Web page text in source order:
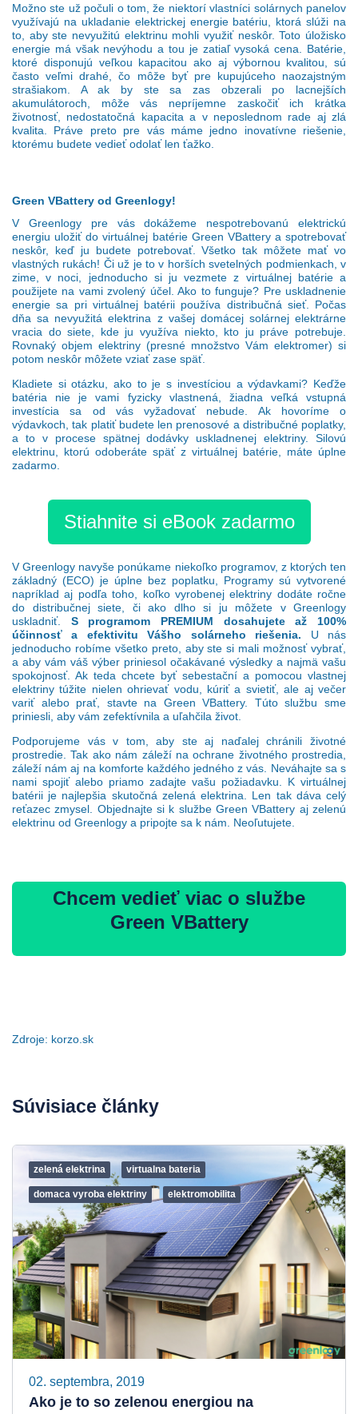
Možno ste už počuli o tom, že niektorí vlastníci solárnych panelov
využívajú na ukladanie elektrickej energie batériu, ktorá slúži na
to, aby ste nevyužitú elektrinu mohli využiť neskôr. Toto úložisko
energie má však nevýhodu a tou je zatiaľ vysoká cena. Batérie,
ktoré disponujú veľkou kapacitou ako aj výbornou kvalitou, sú
často veľmi drahé, čo môže byť pre kupujúceho naozajstným
strašiakom. A ak by ste sa zas obzerali po lacnejších
akumulátoroch, môže vás nepríjemne zaskočiť ich krátka
životnosť, nedostatočná kapacita a v neposlednom rade aj zlá
kvalita. Práve preto pre vás máme jedno inovatívne riešenie,
ktorému budete vedieť odolať len ťažko.
Green VBattery od Greenlogy!
V Greenlogy pre vás dokážeme nespotrebovanú elektrickú
energiu uložiť do virtuálnej batérie Green VBattery a spotrebovať
neskôr, keď ju budete potrebovať. Všetko tak môžete mať vo
vlastných rukách! Či už je to v horších svetelných podmienkach, v
zime, v noci, jednoducho si ju vezmete z virtuálnej batérie a
použijete na vami zvolený účel. Ako to funguje? Pre uskladnenie
energie sa pri virtuálnej batérii používa distribučná sieť. Počas
dňa sa nevyužitá elektrina z vašej domácej solárnej elektrárne
vracia do siete, kde ju využíva niekto, kto ju práve potrebuje.
Rovnaký objem elektriny (presné množstvo Vám elektromer) si
potom neskôr môžete vziať zase späť.
Kladiete si otázku, ako to je s investíciou a výdavkami? Keďže
batéria nie je vami fyzicky vlastnená, žiadna veľká vstupná
investícia sa od vás vyžadovať nebude. Ak hovoríme o
výdavkoch, tak platiť budete len prenosové a distribučné poplatky,
a to v procese spätnej dodávky uskladnenej elektriny. Silovú
elektrinu, ktorú odoberáte späť z virtuálnej batérie, máte úplne
zadarmo.
Stiahnite si eBook zadarmo
V Greenlogy navyše ponúkame niekoľko programov, z ktorých ten
základný (ECO) je úplne bez poplatku, Programy sú vytvorené
napríklad aj podľa toho, koľko vyrobenej elektriny dodáte ročne
do distribučnej siete, či ako dlho si ju môžete v Greenlogy
uskladniť.
S programom PREMIUM dosahujete až 100%
účinnosť a efektivitu Vášho solárneho riešenia. U nás
jednoducho robíme všetko preto, aby ste si mali možnosť vybrať,
a aby vám váš výber priniesol očakávané výsledky a najmä vašu
spokojnosť. Ak teda chcete byť sebestační a pomocou vlastnej
elektriny túžite nielen ohrievať vodu, kúriť a svietiť, ale aj večer
variť alebo prať, stavte na Green VBattery. Túto službu sme
priniesli, aby vám zefektívnila a uľahčila život.
Podporujeme vás v tom, aby ste aj naďalej chránili životné
prostredie. Tak ako nám záleží na ochrane životného prostredia,
záleží nám aj na komforte každého jedného z vás. Neváhajte sa s
nami spojiť alebo priamo zadajte vašu požiadavku. K virtuálnej
batérii je najlepšia skutočná zelená elektrina. Len tak dáva celý
reťazec zmysel. Objednajte si k službe Green VBattery aj zelenú
elektrinu od Greenlogy a pripojte sa k nám. Neoľutujete.
Chcem vedieť viac o službe
Green VBattery
Zdroje: korzo.sk
Súvisiace články
zelená elektrina virtualna bateria
domaca vyroba elektriny elektromobilita
02. septembra, 2019
Ako je to so zelenou energiou na